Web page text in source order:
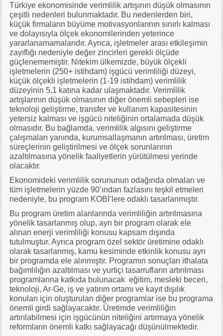
Türkiye ekonomisinde verimlilik artışının düşük olmasının
çeşitli nedenleri bulunmaktadır. Bu nedenlerden biri,
küçük firmaların büyüme motivasyonlarının sınırlı kalması
ve dolayısıyla ölçek ekonomilerinden yeterince
yararlanamamalarıdır. Ayrıca, işletmeler arası etkileşimin
zayıflığı nedeniyle değer zincirleri gerekli ölçüde
güçlenememiştir. Nitekim ülkemizde, büyük ölçekli
işletmelerin (250+ istihdam) işgücü verimliliği düzeyi,
küçük ölçekli işletmelerin (1-19 istihdam) verimlilik
düzeyinin 5,1 katına kadar ulaşmaktadır. Verimlilik
artışlarının düşük olmasının diğer önemli sebepleri ise
teknoloji geliştirme, transfer ve kullanım kapasitesinin
yetersiz kalması ve işgücü niteliğinin ortalamada düşük
olmasıdır. Bu bağlamda, verimlilik algısını geliştirme
çalışmaları yanında, kurumsallaşmanın artırılması, üretim
süreçlerinin geliştirilmesi ve ölçek sorunlarının
azaltılmasına yönelik faaliyetlerin yürütülmesi yerinde
olacaktır.
Ekonomideki verimlilik sorununun odağında olmaları ve
tüm işletmelerin yüzde 90’ından fazlasını teşkil etmeleri
nedeniyle, bu program KOBİ’lere odaklı tasarlanmıştır.
Bu program üretim alanlarında verimliliğin artırılmasına
yönelik tasarlanmış olup, ayrı bir program olarak ele
alınan enerji verimliliği konusu kapsam dışında
tutulmuştur. Ayrıca program özel sektör üretimine odaklı
olarak tasarlanmış, kamu kesiminde etkinlik konusu ayrı
bir programda ele alınmıştır. Programın sonuçları ithalata
bağımlılığın azaltılması ve yurtiçi tasarrufların artırılması
programlarına katkıda bulunacak eğitim, mesleki beceri,
teknoloji, Ar-Ge, iş ve yatırım ortamı ve kayıt dışılık
konuları için oluşturulan diğer programlar ise bu programa
önemli girdi sağlayacaktır. Üretimde verimliliğin
artırılabilmesi için işgücünün niteliğini artırmaya yönelik
reformların önemli katkı sağlayacağı düşünülmektedir.